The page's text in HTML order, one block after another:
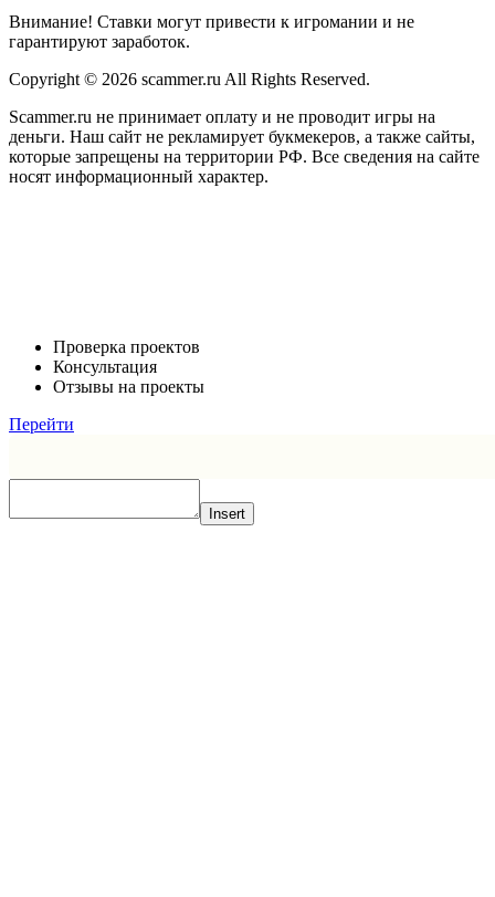
Внимание! Ставки могут привести к игромании и не
гарантируют заработок.
Copyright © 2026 scammer.ru All Rights Reserved.
Scammer.ru не принимает оплату и не проводит игры на
деньги. Наш сайт не рекламирует букмекеров, а также сайты,
которые запрещены на территории РФ. Все сведения на сайте
носят информационный характер.
Проверка проектов
Консультация
Отзывы на проекты
Перейти
Insert